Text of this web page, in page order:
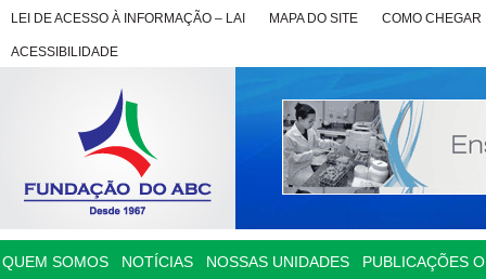
LEI DE ACESSO À INFORMAÇÃO – LAI MAPA DO SITE COMO CHEGAR
ACESSIBILIDADE
QUEM SOMOS NOTÍCIAS NOSSAS UNIDADES PUBLICAÇÕES